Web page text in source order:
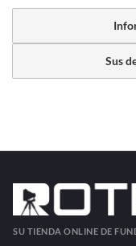
Sus
SU TIENDA ONLINE DE